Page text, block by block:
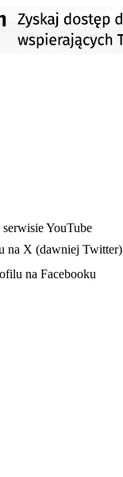
YouTube
na X (dawniej Twitter)
na Facebooku